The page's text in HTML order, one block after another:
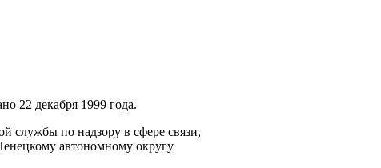
22 декабря 1999 года.
службы по надзору в сфере связи,
автономному округу